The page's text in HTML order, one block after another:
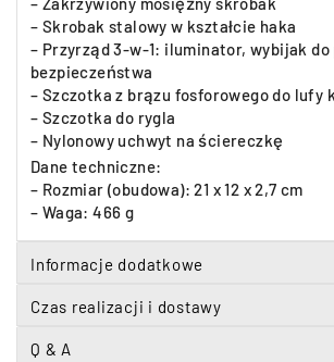
– Skrobak stalowy w kształcie haka
– Przyrząd 3-w-1: iluminator, wybijak do
bezpieczeństwa
– Szczotka z brązu fosforowego do lufy
– Szczotka do rygla
– Nylonowy uchwyt na ściereczkę
Dane techniczne:
– Rozmiar (obudowa): 21 x 12 x 2,7 cm
– Waga: 466 g
Informacje dodatkowe
Czas realizacji i dostawy
Q & A